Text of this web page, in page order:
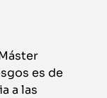
es de
a las